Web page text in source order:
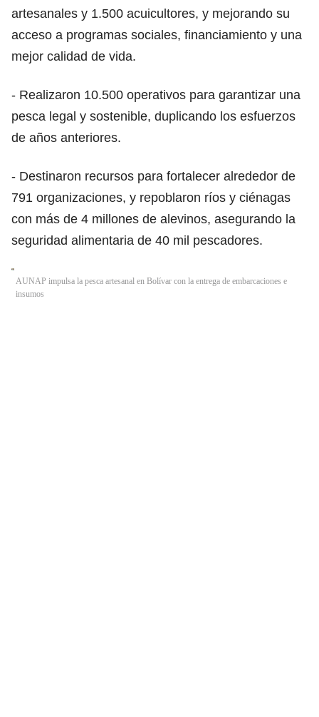
artesanales y 1.500 acuicultores, y mejorando su
acceso a programas sociales, financiamiento y una
mejor calidad de vida.
- Realizaron 10.500 operativos para garantizar una
pesca legal y sostenible, duplicando los esfuerzos
de años anteriores.
- Destinaron recursos para fortalecer alrededor de
791 organizaciones, y repoblaron ríos y ciénagas
con más de 4 millones de alevinos, asegurando la
seguridad alimentaria de 40 mil pescadores.
AUNAP impulsa la pesca artesanal en Bolívar con la entrega de embarcaciones e
insumos